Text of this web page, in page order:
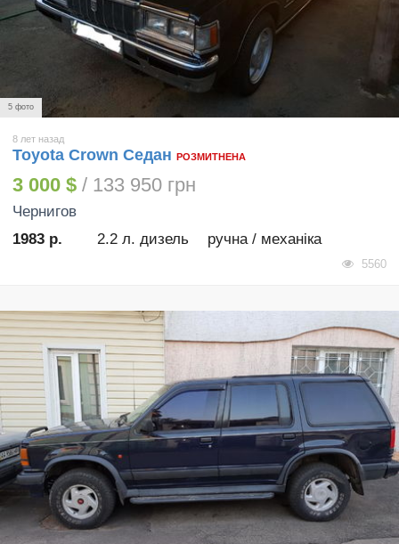
5 фото
8 лет назад
Toyota Crown Седан РОЗМИТНЕНА
3 000 $ / 133 950 грн
Чернигов
1983 р.
2.2 л. дизель ручна / механіка
5560